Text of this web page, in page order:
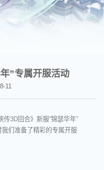
”专属开服活动
11
3D回合》新服“锦瑟华年”
我们准备了精彩的专属开服